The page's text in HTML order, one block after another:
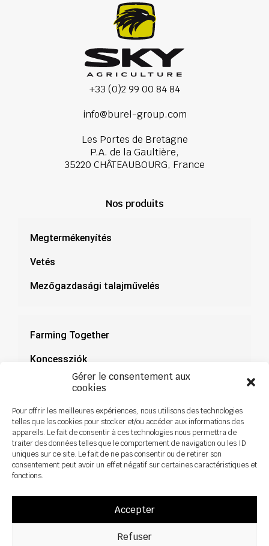
Gérer le consentement aux
cookies
Pour offrir les meilleures expériences, nous utilisons des technologies
telles que les cookies pour stocker et/ou accéder aux informations des
appareils. Le fait de consentir à ces technologies nous permettra de
traiter des données telles que le comportement de navigation ou les ID
uniques sur ce site. Le fait de ne pas consentir ou de retirer son
consentement peut avoir un effet négatif sur certaines caractéristiques et
fonctions.
Accepter
Refuser
+33 (0)2 99 00 84 84
info@burel-group.com
Les Portes de Bretagne
P.A. de la Gaultière,
35220 CHÂTEAUBOURG, France
Nos produits
Megtermékenyítés
Vetés
Mezőgazdasági talajművelés
Farming Together
Koncessziók
Dokumentáció
Hírek